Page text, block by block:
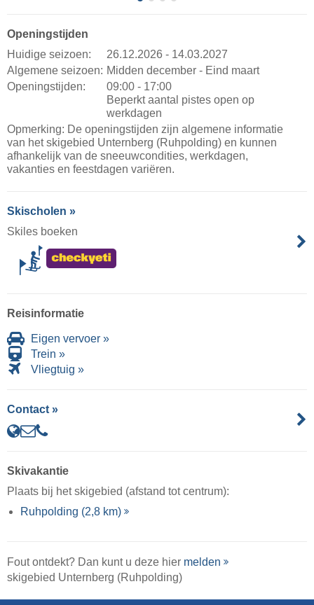
Openingstijden
Huidige seizoen:
26.12.2026 - 14.03.2027
Algemene seizoen: Midden december - Eind maart
Openingstijden:
09:00 - 17:00
Beperkt aantal pistes open op
werkdagen
Opmerking: De openingstijden zijn algemene informatie
van het skigebied Unternberg (Ruhpolding) en kunnen
afhankelijk van de sneeuwcondities, werkdagen,
vakanties en feestdagen variëren.
Skischolen »
Skiles boeken
Reisinformatie
Eigen vervoer »
Trein »
Vliegtuig »
Contact »
Skivakantie
Plaats bij het skigebied (afstand tot centrum):
Ruhpolding (2,8 km)
Fout ontdekt? Dan kunt u deze hier melden
skigebied Unternberg (Ruhpolding)